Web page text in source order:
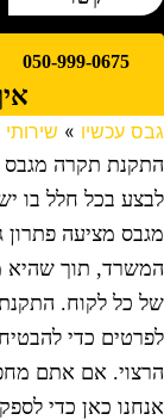
050-999-0675
עכשיו» שירותי
תקרה מגבס
בכל חלל בו
מציעה פתרון
תוך שהיא
כל לקוח. התקנת
כדי
אם אתם
כאן כדי